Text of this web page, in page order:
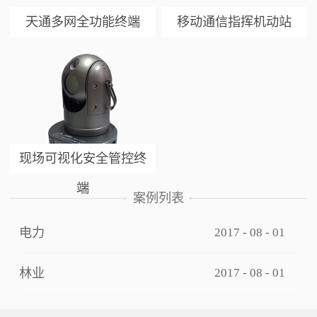
天通多网全功能终端 移动通信指挥机动站
现场可视化安全管控终
端
案例列表
电力 2017 - 08 - 01
林业 2017 - 08 - 01